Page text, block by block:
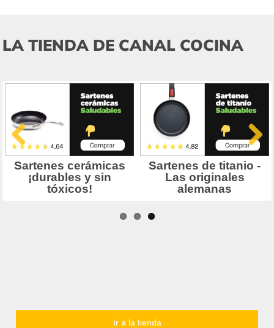
LA TIENDA DE CANAL COCINA
Ir a la tienda